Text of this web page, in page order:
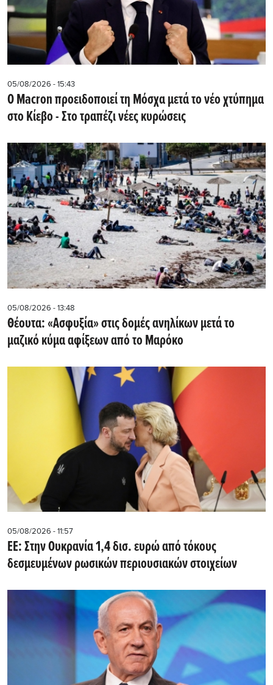
05/08/2026 - 15:43
Ο Macron προειδοποιεί τη Μόσχα μετά το νέο χτύπημα
στο Κίεβο - Στο τραπέζι νέες κυρώσεις
05/08/2026 - 13:48
Θέουτα: «Ασφυξία» στις δομές ανηλίκων μετά το
μαζικό κύμα αφίξεων από το Μαρόκο
05/08/2026 - 11:57
ΕΕ: Στην Ουκρανία 1,4 δισ. ευρώ από τόκους
δεσμευμένων ρωσικών περιουσιακών στοιχείων